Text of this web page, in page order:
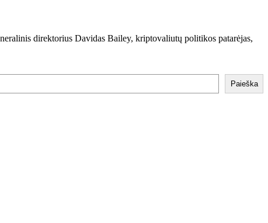
direktorius Davidas Bailey, kriptovaliutų politikos patarėjas,
Paieška